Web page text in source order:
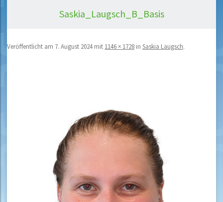
Saskia_Laugsch_B_Basis
Veröffentlicht am 7. August 2024 mit 1146 × 1728 in Saskia Laugsch.